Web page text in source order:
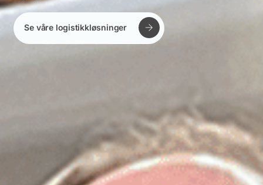
Se våre logistikkløsninger